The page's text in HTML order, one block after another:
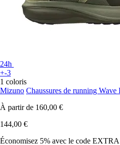
24h
+-3
1 coloris
Mizuno Chaussures de running
À partir de 160,00 €
144,00 €
Économisez 5% avec le code EXTRA